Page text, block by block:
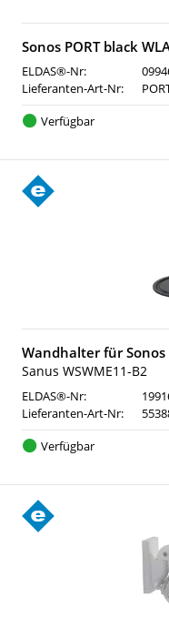
Sonos PORT black
ELDAS®-Nr:
Lieferanten-Art-Nr:
Verfügbar
Wandhalter für Sonos
Sanus WSWME11-B2
ELDAS®-Nr:
Lieferanten-Art-Nr:
Verfügbar